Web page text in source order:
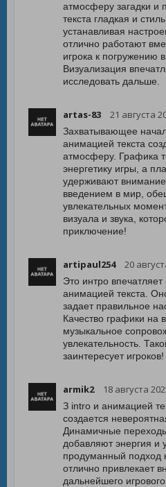
атмосферу загадки и
текста гладкая и
устанавливая
отлично работают
игрока к погружению
Визуализация
исследовать дальше.
artas-83 21 августа
Захватывающее
анимацией текста
атмосферу. Графика
энергетику игры, а
удерживают
введением в мир,
увлекательных
визуала и звука,
приключение!
artipaul254 20
Это интро
анимацией текста.
задает правильное
Качество графики на
музыкальное
увлекательность.
заинтересует игроков!
armik2 18 августа
З intro и анимацией
создается
Динамичные
добавляют энергия и
продуманный подход
отлично привлекает
дальнейшего